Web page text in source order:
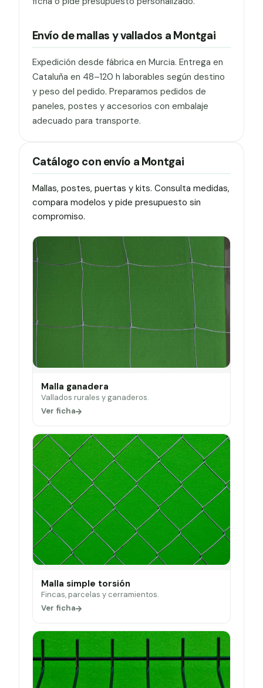
Envío de mallas y vallados a Montgai
Expedición desde fábrica en Murcia. Entrega en
Cataluña en 48–120 h laborables según destino
y peso del pedido. Preparamos pedidos de
paneles, postes y accesorios con embalaje
adecuado para transporte.
Catálogo con envío a Montgai
Mallas, postes, puertas y kits. Consulta medidas,
compara modelos y pide presupuesto sin
compromiso.
Malla ganadera
Vallados rurales y ganaderos.
Ver ficha
Malla simple torsión
Fincas, parcelas y cerramientos.
Ver ficha